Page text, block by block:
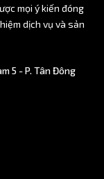
mọi ý kiến đóng
dịch vụ và sản
5 - P. Tân Đông